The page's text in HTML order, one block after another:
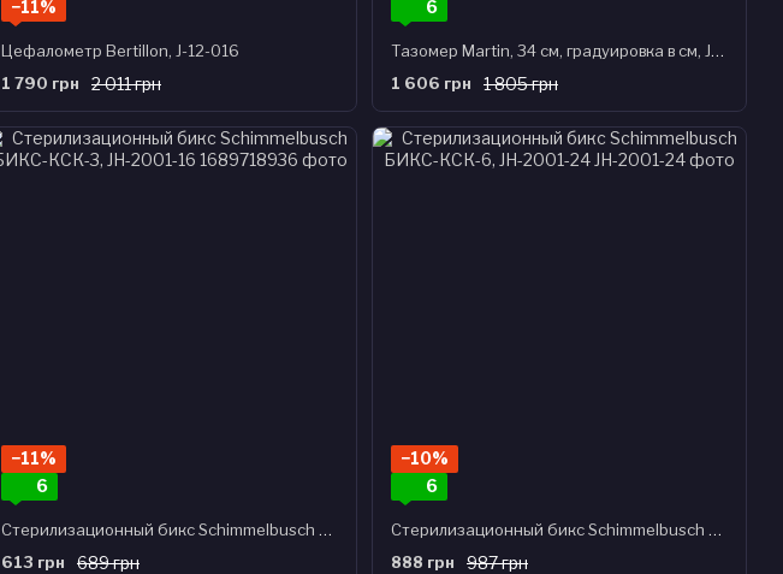
−11%
Цефалометр Bertillon, J-12-016
2 011 грн
1 790 грн
6
Тазомер Martin, 34 см, градуировка в см, J-20-384
1 805 грн
1 606 грн
−11%
6
Cтерилизационный бикс Schimmelbusch БИКС-КСК-3, JH-2001-16
689 грн
613 грн
−10%
6
Cтерилизационный бикс Schimmelbusch БИКС-КСК-6, JH-2001-24
987 грн
888 грн